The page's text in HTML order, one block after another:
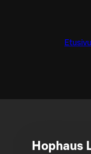
Etusivu
Hophaus